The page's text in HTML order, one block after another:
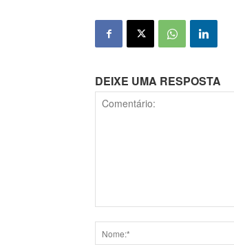
DEIXE UMA RESPOSTA